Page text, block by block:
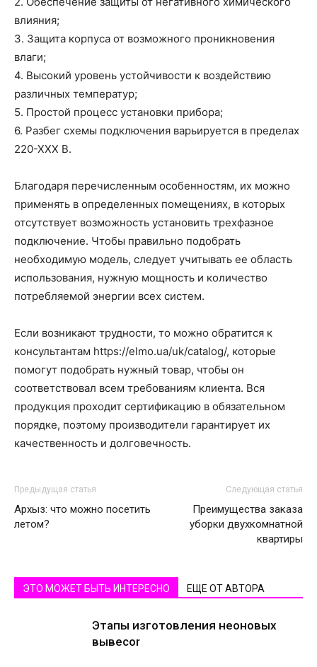
влияния;
3. Защита корпуса от возможного проникновения
влаги;
4. Высокий уровень устойчивости к воздействию
различных температур;
5. Простой процесс установки прибора;
6. Разбег схемы подключения варьируется в пределах
220-ХХХ В.
Благодаря перечисленным особенностям, их можно
применять в определенных помещениях, в которых
отсутствует возможность установить трехфазное
подключение. Чтобы правильно подобрать
необходимую модель, следует учитывать ее область
использования, нужную мощность и количество
потребляемой энергии всех систем.
Если возникают трудности, то можно обратится к
консультантам https://elmo.ua/uk/catalog/, которые
помогут подобрать нужный товар, чтобы он
соответствовал всем требованиям клиента. Вся
продукция проходит сертификацию в обязательном
порядке, поэтому производители гарантирует их
качественность и долговечность.
Предыдущая статья
Архыз: что можно посетить
летом?
Следующая статья
Преимущества заказа
уборки двухкомнатной
квартиры
ЭТО МОЖЕТ БЫТЬ ИНТЕРЕСНО ЕЩЕ ОТ АВТОРА
Этапы изготовления неоновых
вывесоr